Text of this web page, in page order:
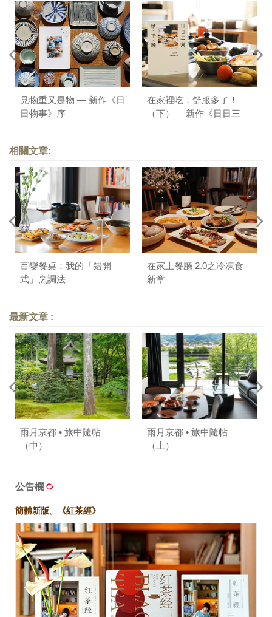
見物重又是物 — 新作《日
日物事》序
在家裡吃，舒服多了！
（下）— 新作《日日三
相關文章:
百變餐桌：我的「錯開
式」烹調法
在家上餐廳 2.0之冷凍食
新章
最新文章 :
雨月京都 • 旅中隨帖
（中）
雨月京都 • 旅中隨帖
（上）
公告欄
簡體新版。《紅茶經》